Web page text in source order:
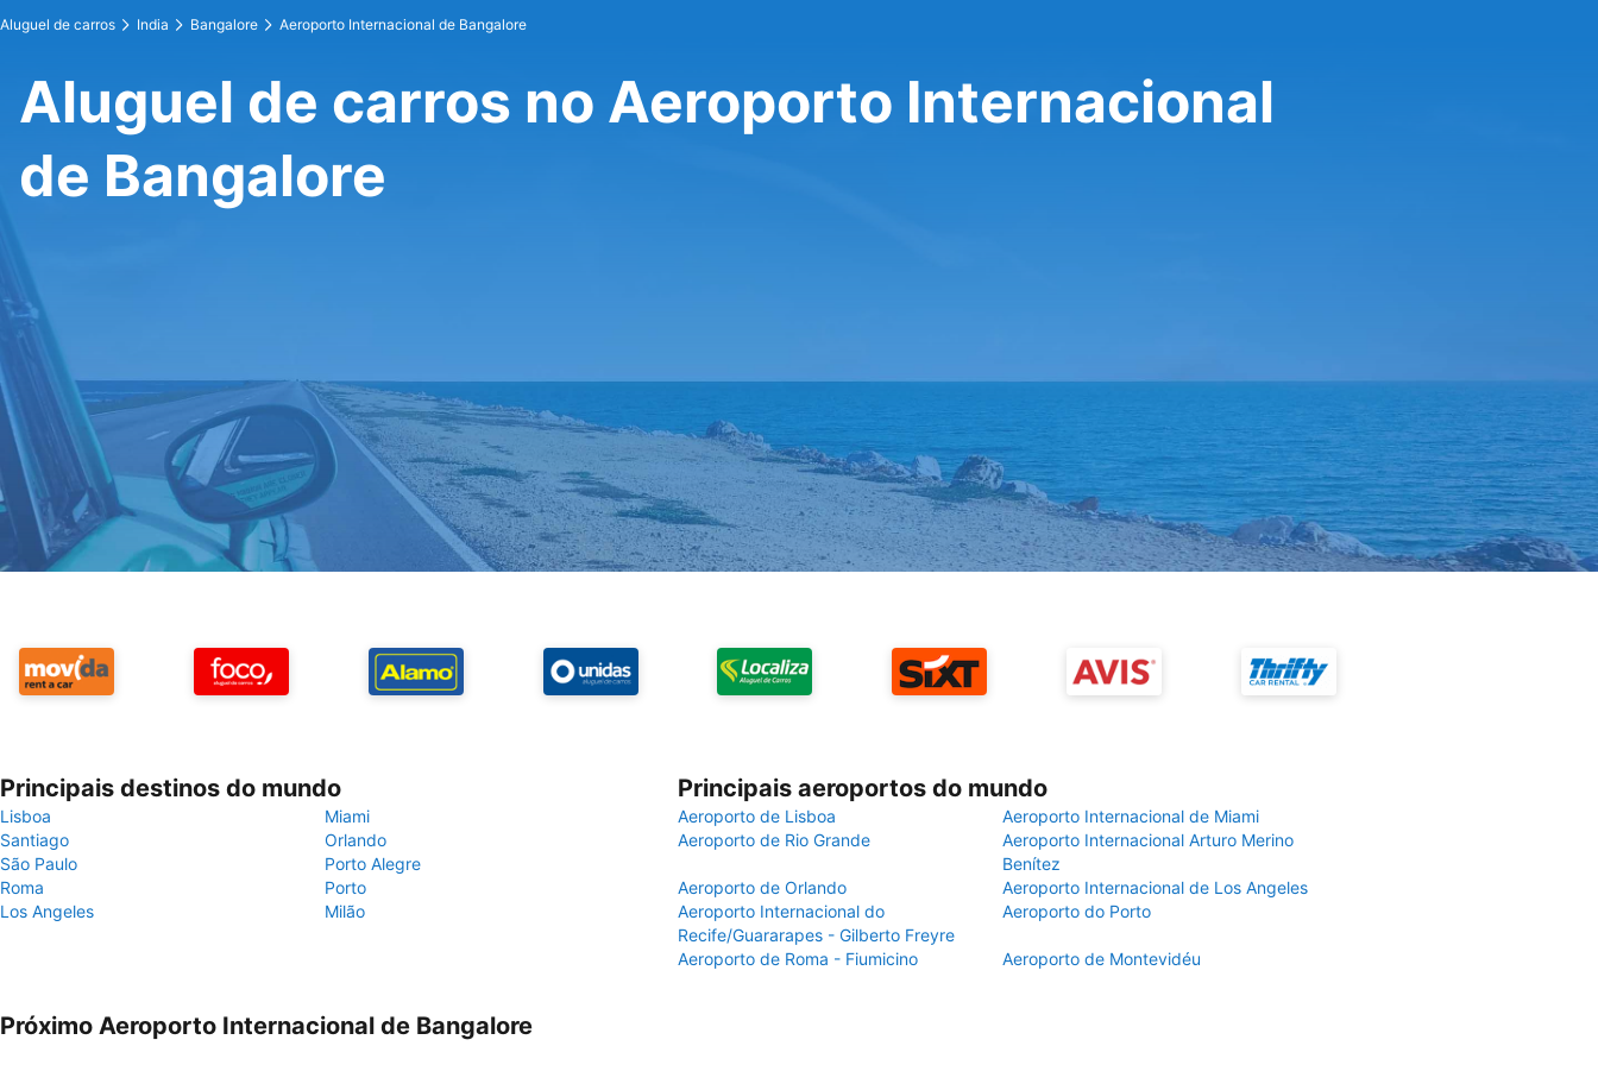
Aluguel de carros India Bangalore Aeroporto Internacional de Bangalore
Aluguel de carros no Aeroporto Internacional
de Bangalore
Principais destinos do mundo
Lisboa
Miami
Santiago
Orlando
São Paulo
Porto Alegre
Roma
Porto
Los Angeles
Milão
Principais aeroportos do mundo
Aeroporto de Lisboa
Aeroporto Internacional de Miami
Aeroporto de Rio Grande
Aeroporto Internacional Arturo Merino
Benítez
Aeroporto de Orlando
Aeroporto Internacional de Los Angeles
Aeroporto Internacional do
Recife/Guararapes - Gilberto Freyre
Aeroporto do Porto
Aeroporto de Roma - Fiumicino Aeroporto de Montevidéu
Próximo Aeroporto Internacional de Bangalore